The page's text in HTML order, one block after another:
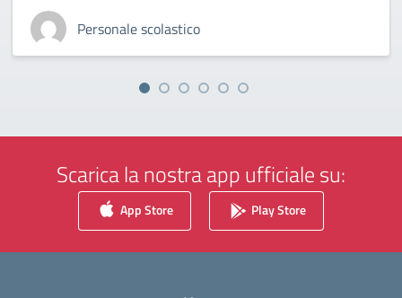
Personale scolastico
Scarica la nostra app ufficiale su:
App Store Play Store